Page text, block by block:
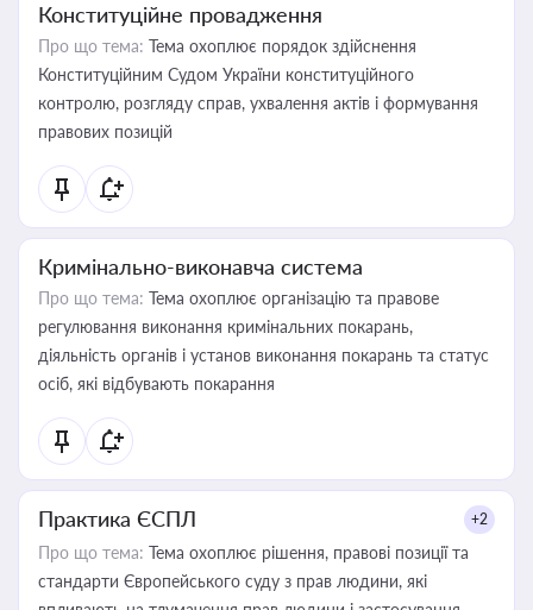
Конституційне провадження
Про що тема: Тема охоплює порядок здійснення
Конституційним Судом України конституційного
контролю, розгляду справ, ухвалення актів і формування
правових позицій
Кримінально-виконавча система
Про що тема: Тема охоплює організацію та правове
регулювання виконання кримінальних покарань,
діяльність органів і установ виконання покарань та статус
осіб, які відбувають покарання
Практика ЄСПЛ +2
Про що тема: Тема охоплює рішення, правові позиції та
стандарти Європейського суду з прав людини, які